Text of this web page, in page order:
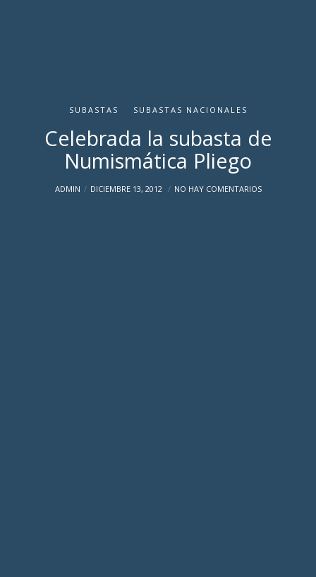
SUBASTAS SUBASTAS NACIONALES
Celebrada la subasta de
Numismática Pliego
ADMIN DICIEMBRE 13, 2012 NO HAY COMENTARIOS